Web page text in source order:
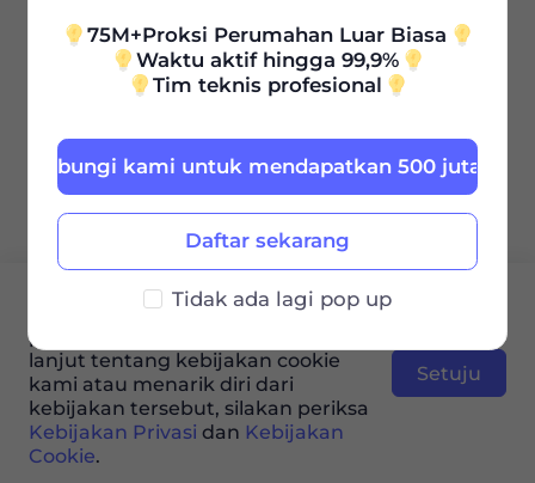
Situs web ini menggunakan cookie
untuk meningkatkan pengalaman
pengguna. Untuk mempelajari lebih
lanjut tentang kebijakan cookie
kami atau menarik diri dari
kebijakan tersebut, silakan periksa
Kebijakan Privasi dan Kebijakan
Cookie.
Setuju
75M+Proksi Perumahan Luar Biasa
Waktu aktif hingga 99,9%
Tim teknis profesional
Daftar sekarang
Hubungi kami untuk mendapatkan 500 juta
Tidak ada lagi pop up